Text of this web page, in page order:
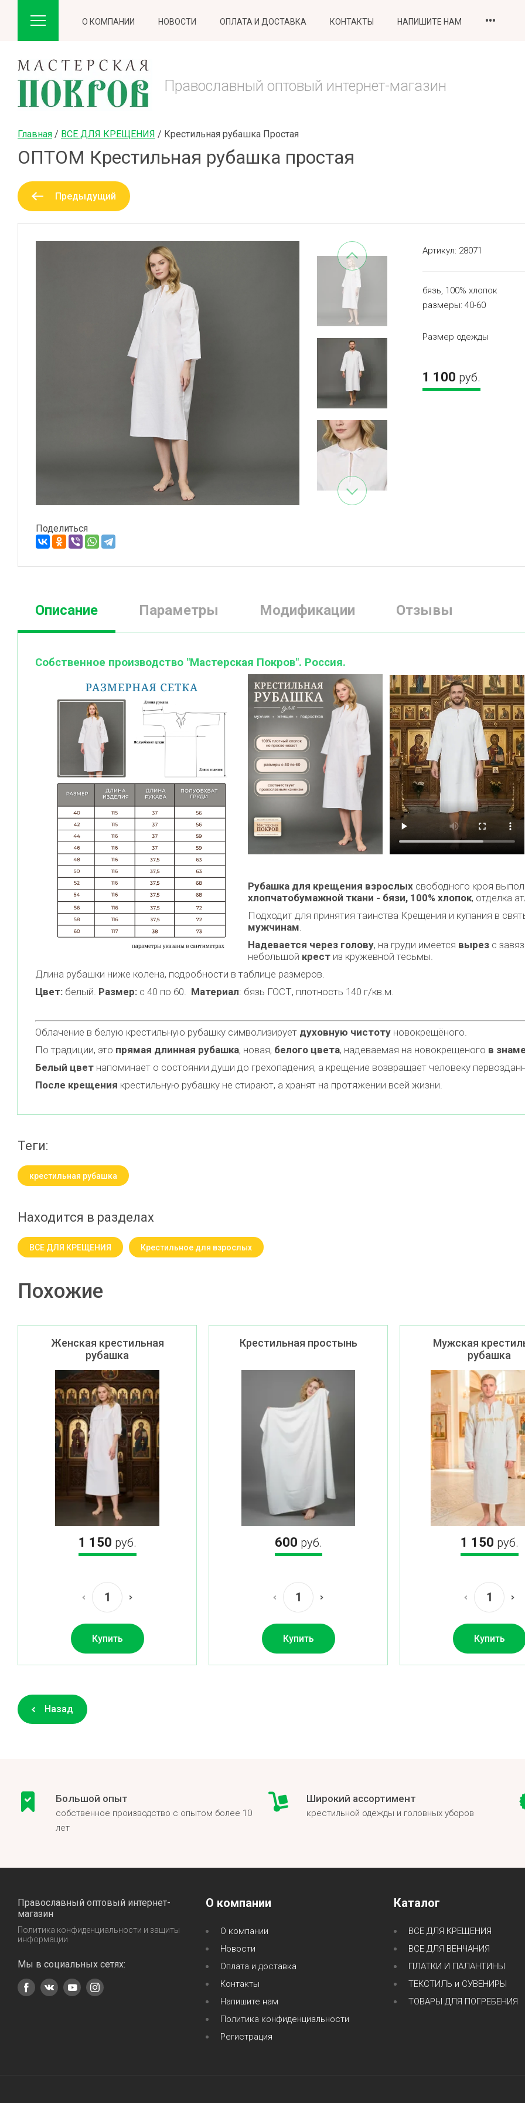
О КОМПАНИИ НОВОСТИ ОПЛАТА И ДОСТАВКА КОНТАКТЫ НАПИШИТЕ НАМ •••
Православный оптовый интернет-магазин
Главная / ВСЕ ДЛЯ КРЕЩЕНИЯ / Крестильная рубашка Простая
ОПТОМ Крестильная рубашка простая
Предыдущий
Поделиться
Артикул: 28071
1 100 руб.
бязь, 100% хлопок
размеры: 40-60
Размер одежды
Описание Параметры Модификации Отзывы
Собственное производство "Мастерская Покров". Россия.
Рубашка для крещения взрослых свободного кроя
хлопчатобумажной ткани - бязи, 100% хлопок, отделка
Подходит для принятия таинства Крещения и купания в
мужчинам.
Надевается через голову, на груди имеется вырез с
небольшой крест из кружевной тесьмы.
Длина рубашки ниже колена, подробности в таблице размеров.
Цвет: белый. Размер: с 40 по 60. Материал: бязь ГОСТ, плотность 140 г/кв.м.
Облачение в белую крестильную рубашку символизирует духовную чистоту новокрещёного.
По традиции, это прямая длинная рубашка, новая, белого цвета, надеваемая на новокрещеного в
Белый цвет напоминает о состоянии души до грехопадения, а крещение возвращает человеку
После крещения крестильную рубашку не стирают, а хранят на протяжении всей жизни.
теги:
крестильная рубашка
Находится в разделах
ВСЕ ДЛЯ КРЕЩЕНИЯ Крестильное для взрослых
Похожие
Женская крестильная
рубашка
1 150 руб.
Купить
Крестильная простынь
600 руб.
Купить
Мужская
рубашка
1 150 руб.
Купить
Назад
Большой опыт
собственное производство с опытом более 10
лет
Широкий ассортимент
крестильной одежды и головных уборов
Православный оптовый интернет-
магазин
Политика конфиденциальности и защиты
информации
Мы в социальных сетях:
О компании
О компании
Новости
Оплата и доставка
Контакты
Напишите нам
Политика конфиденциальности
Регистрация
Каталог
ВСЕ ДЛЯ КРЕЩЕНИЯ
ВСЕ ДЛЯ ВЕНЧАНИЯ
ПЛАТКИ И ПАЛАНТИНЫ
ТЕКСТИЛЬ и СУВЕНИРЫ
ТОВАРЫ ДЛЯ ПОГРЕБЕНИЯ